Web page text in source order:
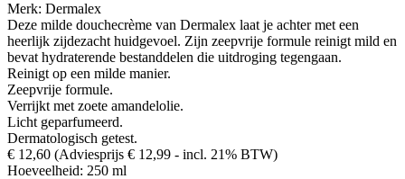
Merk: Dermalex
Deze milde douchecrème van Dermalex laat je achter met een
heerlijk zijdezacht huidgevoel. Zijn zeepvrije formule reinigt mild en
bevat hydraterende bestanddelen die uitdroging tegengaan.
Reinigt op een milde manier.
Zeepvrije formule.
Verrijkt met zoete amandelolie.
Licht geparfumeerd.
Dermatologisch getest.
€ 12,60 (Adviesprijs € 12,99 - incl. 21% BTW)
Hoeveelheid: 250 ml